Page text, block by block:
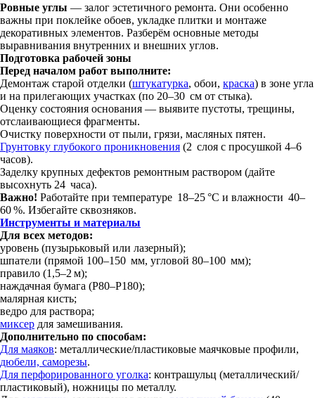
Ровные углы — залог эстетичного ремонта. Они особенно
важны при поклейке обоев, укладке плитки и монтаже
декоративных элементов. Разберём основные методы
выравнивания внутренних и внешних углов.
Подготовка рабочей зоны
Перед началом работ выполните:
Демонтаж старой отделки (штукатурка, обои, краска) в зоне угла
и на прилегающих участках (по 20–30 см от стыка).
Оценку состояния основания — выявите пустоты, трещины,
отслаивающиеся фрагменты.
Очистку поверхности от пыли, грязи, масляных пятен.
Грунтовку глубокого проникновения (2 слоя с просушкой 4–6
часов).
Заделку крупных дефектов ремонтным раствором (дайте
высохнуть 24 часа).
Важно! Работайте при температуре 18–25 °C и влажности 40–
60 %. Избегайте сквозняков.
Инструменты и материалы
Для всех методов:
уровень (пузырьковый или лазерный);
шпатели (прямой 100–150 мм, угловой 80–100 мм);
правило (1,5–2 м);
наждачная бумага (Р80–Р180);
малярная кисть;
ведро для раствора;
миксер для замешивания.
Дополнительно по способам:
Для маяков: металлические/пластиковые маячковые профили,
дюбели, саморезы.
Для перфорированного уголка: контрашульц (металлический/
пластиковый), ножницы по металлу.